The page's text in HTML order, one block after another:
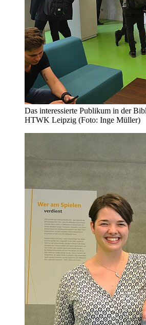
Das interessierte Publikum in der
HTWK Leipzig (Foto: Inge Müller)